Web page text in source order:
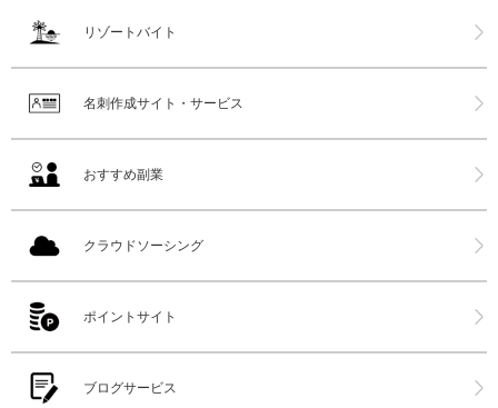
リゾートバイト
名刺作成サイト・サービス
おすすめ副業
クラウドソーシング
ポイントサイト
ブログサービス